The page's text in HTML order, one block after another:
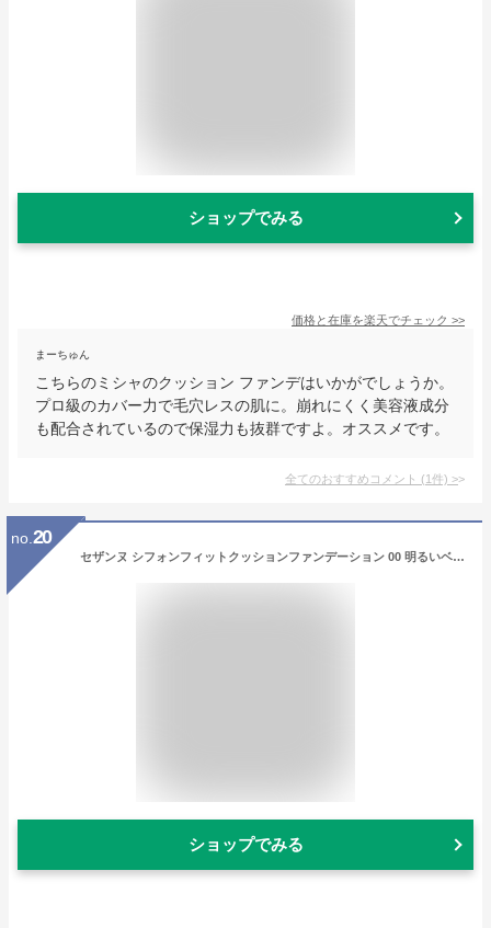
ショップでみる
価格と在庫を楽天でチェック >>
まーちゅん
こちらのミシャのクッション ファンデはいかがでしょうか。
プロ級のカバー力で毛穴レスの肌に。崩れにくく美容液成分
も配合されているので保湿力も抜群ですよ。オススメです。
全てのおすすめコメント (1件) >
no. 20
セザンヌ シフォンフィットクッションファンデーション 00 明るいベージュ系 11g SPF50 PA++++ 崩れにくく高カバーなセミマットクッションファンデ
ショップでみる